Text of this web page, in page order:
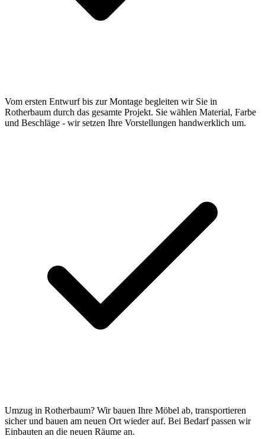
Vom ersten Entwurf bis zur Montage begleiten wir Sie in
Rotherbaum durch das gesamte Projekt. Sie wählen Material, Farbe
und Beschläge - wir setzen Ihre Vorstellungen handwerklich um.
Umzug in Rotherbaum? Wir bauen Ihre Möbel ab, transportieren
sicher und bauen am neuen Ort wieder auf. Bei Bedarf passen wir
Einbauten an die neuen Räume an.